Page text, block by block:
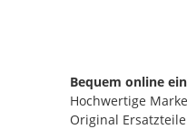
Bequem online
Hochwertige
Original